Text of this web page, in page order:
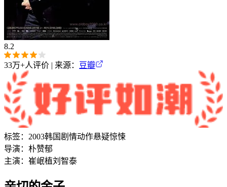
8.2
33万+人评价 | 来源： 豆瓣
标签： 2003韩国剧情动作悬疑惊悚
导演： 朴赞郁
主演： 崔岷植刘智泰